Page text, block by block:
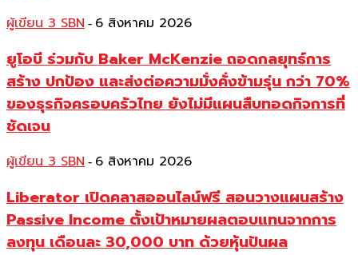
ผู้เขียน 3 SBN - 6 สิงหาคม 2026
ยูโอบี ร่วมกับ Baker McKenzie ถอดกลยุทธ์การ
สร้าง ปกป้อง และส่งต่อความมั่งคั่งข้ามรุ่น กว่า 70%
ของธุรกิจครอบครัวไทย ยังไม่มีแผนสืบทอดกิจการที่
ชัดเจน
ผู้เขียน 3 SBN - 6 สิงหาคม 2026
Liberator เปิดคลาสออนไลน์ฟรี สอนวางแผนสร้าง
Passive Income ตั้งเป้าหมายผลตอบแทนจากการ
ลงทุน เดือนละ 30,000 บาท ด้วยหุ้นปันผล